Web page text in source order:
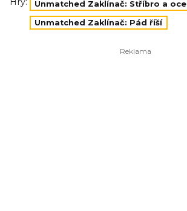
Unmatched Zaklínač: Stříbro a ocel
Unmatched Zaklínač: Pád říší